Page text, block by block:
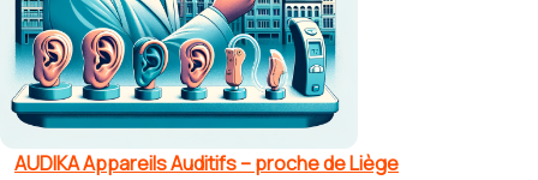
AUDIKA Appareils Auditifs – proche de Liège